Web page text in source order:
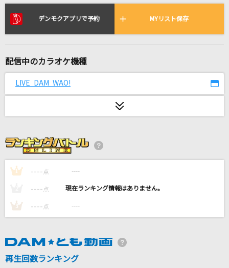
リアルタイムで歌われている曲の一覧
“MY LIST” to you!
星屑ビーナス
吉田仁人
スフィア
Alstroemeria Records
デンモクアプリで予約 MYリスト保存
配信中のカラオケ機種
LIVE DAM WAO!
1 ---- 点 ----
---- 点 ----
3 ---- 点 ----
再生回数ランキング